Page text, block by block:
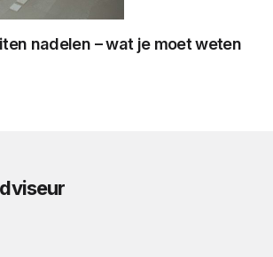
nadelen – wat je moet weten